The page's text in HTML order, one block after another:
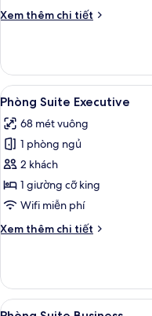
Xem thêm chi tiết
Chi
Phòng
Executive
Xem
tất
cả
ảnh
Phòng
Suite
Executive
8
Phòng Suite Executive
68 mét vuông
1 phòng ngủ
2 khách
1 giường cỡ king
Wifi miễn phí
Xem thêm chi tiết
Chi
Phòng
Suite
Executive
Xem
5